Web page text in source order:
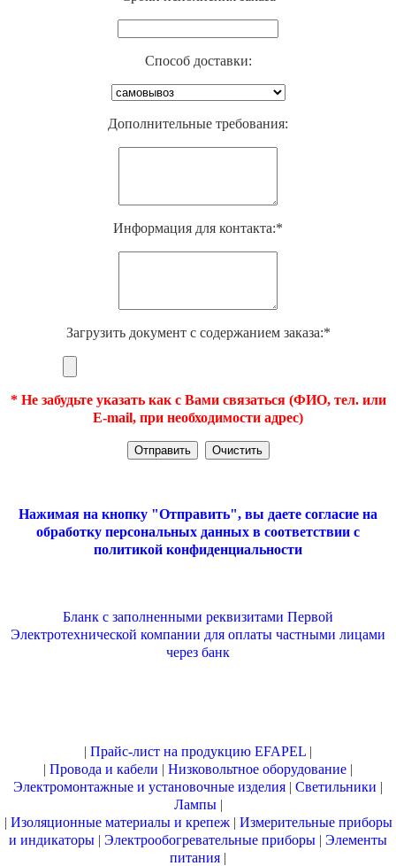
Способ доставки:
Дополнительные требования:
Информация для контакта:*
Загрузить документ с содержанием заказа:*
* Не забудьте указать как с Вами связаться (ФИО, тел. или
E-mail, при необходимости адрес)
Нажимая на кнопку "Отправить", вы даете согласие на
обработку персональных данных в соответствии с
политикой конфиденциальности
Бланк с заполненными реквизитами Первой
Электротехнической компании для оплаты частными лицами
через банк
| Прайс-лист на продукцию EFAPEL |
| Провода и кабели | Низковольтное оборудование |
Электромонтажные и установочные изделия | Светильники |
Лампы|
| Изоляционные материалы и крепеж| Измерительные приборы
и индикаторы | Электрообогревательные приборы | Элементы
питания |